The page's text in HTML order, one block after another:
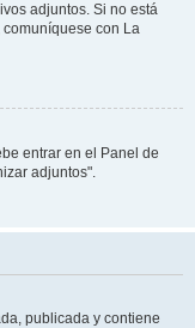
adjuntos. Si no está
con La
entrar en el Panel de
adjuntos".
publicada y contiene